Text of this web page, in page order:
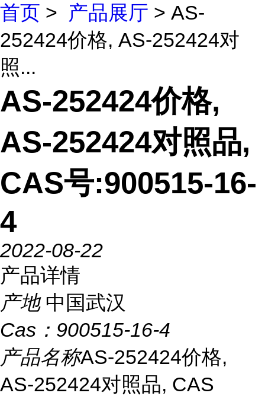
首页 > 产品展厅 > AS-
252424价格, AS-252424对
照...
AS-252424价格,
AS-252424对照品,
CAS号:900515-16-
4
2022-08-22
产品详情
产地 中国武汉
Cas： 900515-16-4
产品名称AS-252424价格,
AS-252424对照品, CAS